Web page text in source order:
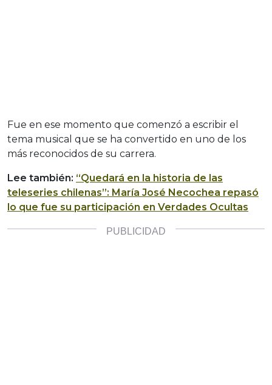
Fue en ese momento que comenzó a escribir el
tema musical que se ha convertido en uno de los
más reconocidos de su carrera.
Lee también: “Quedará en la historia de las
teleseries chilenas”: María José Necochea repasó
lo que fue su participación en Verdades Ocultas